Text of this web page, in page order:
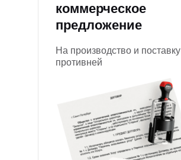
коммерческое
предложение
На производство и поставку
противней